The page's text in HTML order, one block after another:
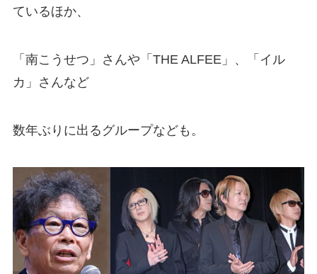
ているほか、
「南こうせつ」さんや「THE ALFEE」、「イル
カ」さんなど
数年ぶりに出るグループなども。